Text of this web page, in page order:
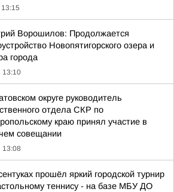
13:15
Ворошилов: Продолжается
Новопятигорского озера и
города
13:10
округе руководитель
отдела СКР по
краю принял участие в
совещании
13:08
прошёл яркий городской турнир
теннису - на базе МБУ ДО